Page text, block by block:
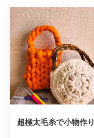
超極太毛糸で小物作り